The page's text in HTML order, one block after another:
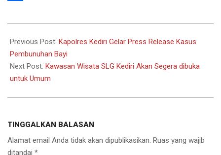
10-
13
Previous Post: Kapolres Kediri Gelar Press Release Kasus
Pembunuhan Bayi
Next Post: Kawasan Wisata SLG Kediri Akan Segera dibuka
untuk Umum
TINGGALKAN BALASAN
Alamat email Anda tidak akan dipublikasikan. Ruas yang wajib
ditandai *